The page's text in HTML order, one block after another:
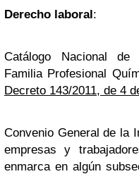
Derecho laboral:
Catálogo Nacional de
Familia Profesional
Decreto 143/2011, de 4
Convenio General de la
empresas y
enmarca en algún